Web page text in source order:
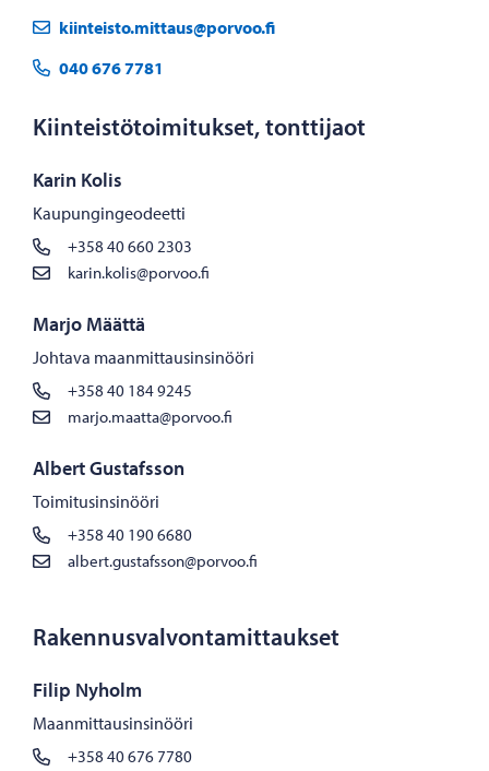
kiinteisto.mittaus@porvoo.fi
040 676 7781
Kiinteistötoimitukset, tonttijaot
Karin Kolis
Kaupungingeodeetti
+358 40 660 2303
karin.kolis@porvoo.fi
Marjo Määttä
Johtava maanmittausinsinööri
+358 40 184 9245
marjo.maatta@porvoo.fi
Albert Gustafsson
Toimitusinsinööri
+358 40 190 6680
albert.gustafsson@porvoo.fi
Rakennusvalvontamittaukset
Filip Nyholm
Maanmittausinsinööri
+358 40 676 7780